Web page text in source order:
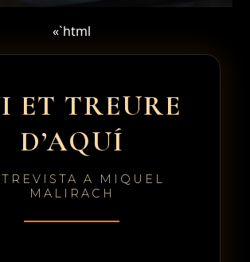
«`html
ET TREURE
D’AQUÍ
A MIQUEL
MALIRACH